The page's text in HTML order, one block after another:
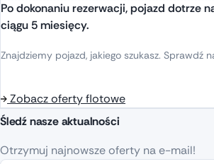
Po dokonaniu rezerwacji, pojazd dotrze
ciągu 5 miesięcy.
Znajdziemy pojazd, jakiego szukasz. Sprawdź
Zobacz oferty flotowe
Śledź nasze aktualności
Otrzymuj najnowsze oferty na e-mail!